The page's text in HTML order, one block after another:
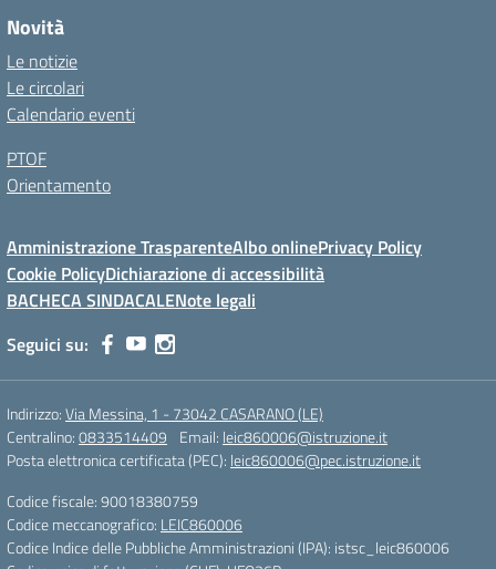
Novità
Le notizie
Le circolari
Calendario eventi
PTOF
Orientamento
Amministrazione TrasparenteAlbo onlinePrivacy Policy
Cookie PolicyDichiarazione di accessibilità
BACHECA SINDACALENote legali
Seguici su:
Indirizzo:Via Messina, 1 - 73042 CASARANO (LE)
Centralino:0833514409 Email: leic860006@istruzione.it
Posta elettronica certificata (PEC): leic860006@pec.istruzione.it
Codice fiscale: 90018380759
Codice meccanografico: LEIC860006
Codice Indice delle Pubbliche Amministrazioni (IPA): istsc_leic860006